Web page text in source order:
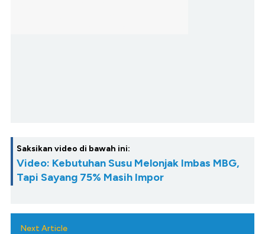
Saksikan video di bawah ini:
Video: Kebutuhan Susu Melonjak Imbas MBG,
Tapi Sayang 75% Masih Impor
Next Article